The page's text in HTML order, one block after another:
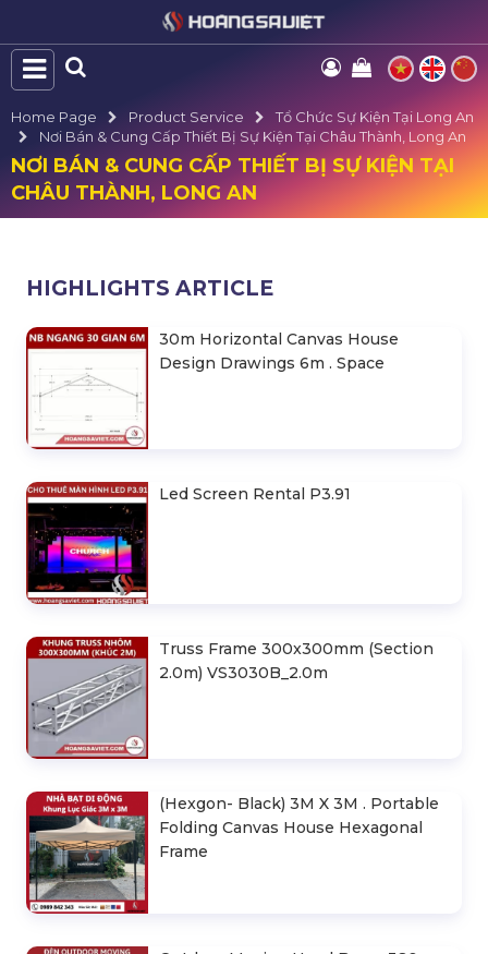
Home Page Product Service
Tổ Chức Sự Kiện Tại Long An
Nơi Bán & Cung Cấp Thiết Bị Sự Kiện Tại Châu Thành, Long An
NƠI BÁN & CUNG CẤP THIẾT BỊ SỰ KIỆN TẠI
CHÂU THÀNH, LONG AN
HIGHLIGHTS ARTICLE
30m Horizontal Canvas House
Design Drawings 6m . Space
Led Screen Rental P3.91
Truss Frame 300x300mm (Section
2.0m) VS3030B_2.0m
(Hexgon- Black) 3M X 3M . Portable
Folding Canvas House Hexagonal
Frame